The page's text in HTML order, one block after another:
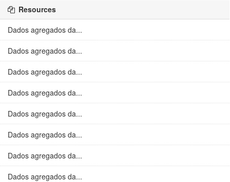
Resources
Dados agregados da...
Dados agregados da...
Dados agregados da...
Dados agregados da...
Dados agregados da...
Dados agregados da...
Dados agregados da...
Dados agregados da...